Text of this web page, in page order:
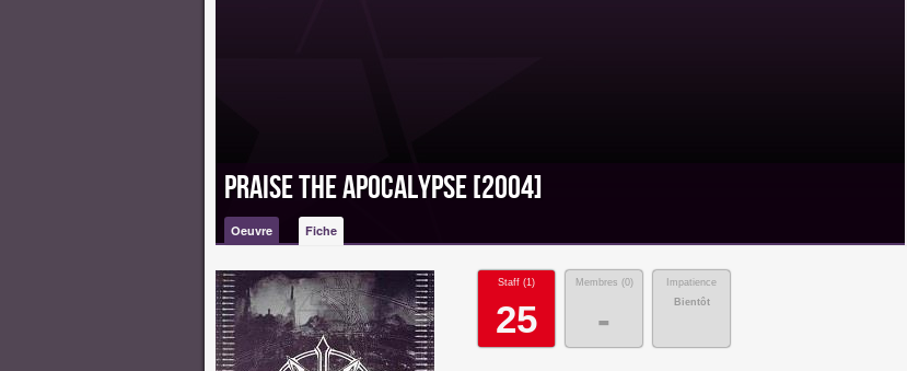
Praise the Apocalypse [2004]
Oeuvre Fiche
Staff (1)
25
Membres (0)
-
Impatience
Bientôt